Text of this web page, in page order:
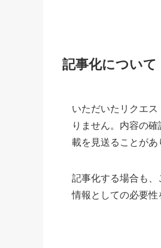
記事化について
いただいたリクエ
りません。内容の
載を見送ることがあ
記事化する場合も、
情報としての必要性